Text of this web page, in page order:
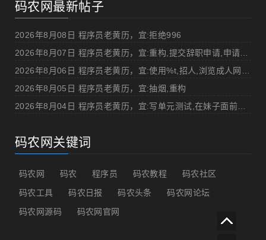
码农网最新帖子
2026年8月08日 程序员老黄历，宜:拒绝996
2026年8月05日 程序员老黄历，宜:抽烟,重构
码农网关键词
码农网 码农 程序员 码农教程
码农社区
码农工具
码农日报 码农头条
码农网论坛
码农网源码
码农网官网